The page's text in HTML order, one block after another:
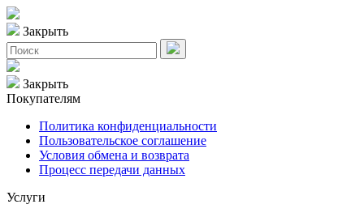
Закрыть
Закрыть
Покупателям
Политика конфиденциальности
Пользовательское соглашение
Условия обмена и возврата
Процесс передачи данных
Услуги